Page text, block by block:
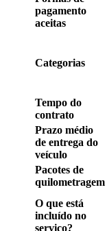
pagamento
aceitas
Categorias
Tempo do
contrato
Prazo médio
de entrega do
veículo
Pacotes de
quilometragem
O que está
incluído no
serviço?